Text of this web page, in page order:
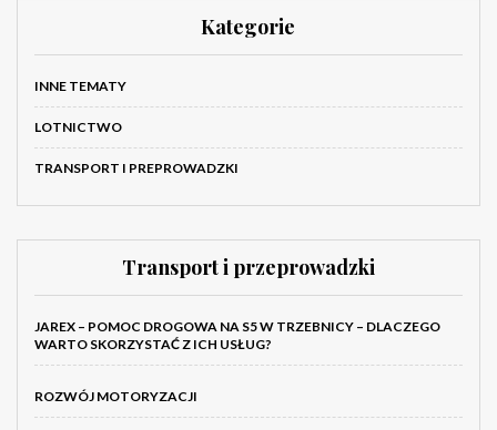
Kategorie
INNE TEMATY
LOTNICTWO
TRANSPORT I PREPROWADZKI
Transport i przeprowadzki
JAREX – POMOC DROGOWA NA S5 W TRZEBNICY – DLACZEGO
WARTO SKORZYSTAĆ Z ICH USŁUG?
ROZWÓJ MOTORYZACJI